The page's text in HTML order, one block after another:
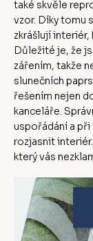
také skvěle
vzor. Díky tomu
zkrášlují
Důležité je, že
zářením, takže
slunečních
řešením nejen
kanceláře.
uspořádání a
rozjasnit
který vás